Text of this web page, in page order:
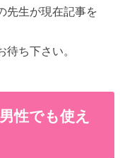
先生が現在記事を
ち下さい。
性でも使え